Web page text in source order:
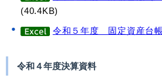
(40.4KB)
令和５年度 固定資産台帳
令和４年度決算資料